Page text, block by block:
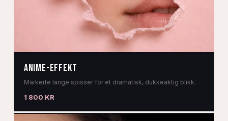
Anime-effekt
Markerte lange spisser for et dramatisk, dukkeaktig blikk.
1 800 KR